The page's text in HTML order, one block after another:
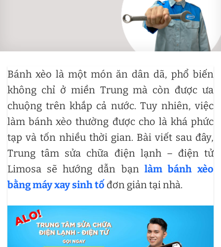
Bánh xèo là một món ăn dân dã, phổ biến
không chỉ ở miền Trung mà còn được ưa
chuộng trên khắp cả nước. Tuy nhiên, việc
làm bánh xèo thường được cho là khá phức
tạp và tốn nhiều thời gian. Bài viết sau đây,
Trung tâm sửa chữa điện lạnh – điện tử
Limosa sẽ hướng dẫn bạn làm bánh xèo
bằng máy xay sinh tố đơn giản tại nhà.